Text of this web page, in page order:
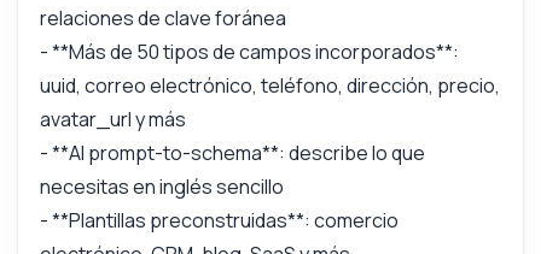
relaciones de clave foránea
- **Más de 50 tipos de campos incorporados**:
uuid, correo electrónico, teléfono, dirección, precio,
avatar_url y más
- **AI prompt-to-schema**: describe lo que
necesitas en inglés sencillo
- **Plantillas preconstruidas**: comercio